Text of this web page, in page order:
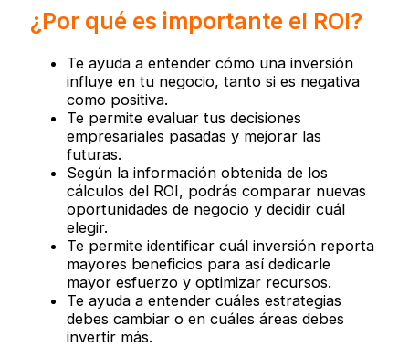
¿Por qué es importante el ROI?
Te ayuda a entender cómo una inversión
influye en tu negocio, tanto si es negativa
como positiva.
Te permite evaluar tus decisiones
empresariales pasadas y mejorar las
futuras.
Según la información obtenida de los
cálculos del ROI, podrás comparar nuevas
oportunidades de negocio y decidir cuál
elegir.
Te permite identificar cuál inversión reporta
mayores beneficios para así dedicarle
mayor esfuerzo y optimizar recursos.
Te ayuda a entender cuáles estrategias
debes cambiar o en cuáles áreas debes
invertir más.